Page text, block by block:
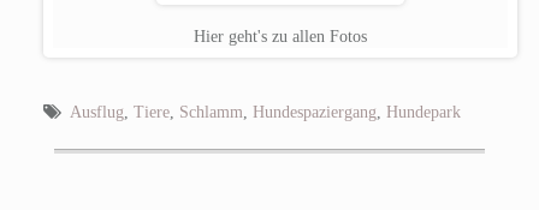
Hier geht's zu allen Fotos
Ausflug Tiere, Schlamm Hundespaziergang Hundepark